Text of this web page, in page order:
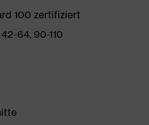
100 zertifiziert
64, 90-110